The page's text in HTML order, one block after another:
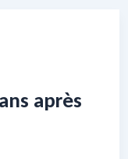
après